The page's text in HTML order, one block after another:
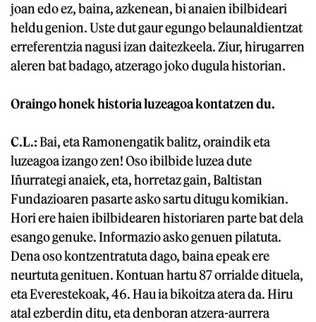
joan edo ez, baina, azkenean, bi anaien ibilbideari
heldu genion. Uste dut gaur egungo belaunaldientzat
erreferentzia nagusi izan daitezkeela. Ziur, hirugarren
aleren bat badago, atzerago joko dugula historian.
Oraingo honek historia luzeagoa kontatzen du.
C.L.:Bai, eta Ramonengatik balitz, oraindik eta
luzeagoa izango zen! Oso ibilbide luzea dute
Iñurrategi anaiek, eta, horretaz gain, Baltistan
Fundazioaren pasarte asko sartu ditugu komikian.
Hori ere haien ibilbidearen historiaren parte bat dela
esango genuke. Informazio asko genuen pilatuta.
Dena oso kontzentratuta dago, baina epeak ere
neurtuta genituen. Kontuan hartu 87 orrialde dituela,
eta Everestekoak, 46. Hau ia bikoitza atera da. Hiru
atal ezberdin ditu, eta denboran atzera-aurrera